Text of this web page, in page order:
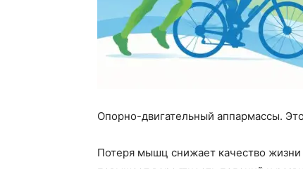
Опорно-двигательный аппармассы.
Потеря мышц снижает качество